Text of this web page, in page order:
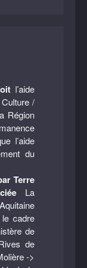
l’aide
/
Région
l’aide
du
Terre
La
cadre
de
de
->